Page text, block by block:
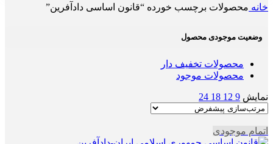
خانه محصولات برچسب خورده “قانون اساسی دادآفرین”
وضعیت موجودی محصول
محصولات تخفیف دار
محصولات موجود
نمایش 9
12
18
24
اتمام موجودی